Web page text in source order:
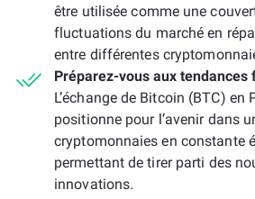
être utilisée comme une
fluctuations du marché en
entre différentes
Préparez-vous aux tendances
L’échange de Bitcoin (BTC) en
positionne pour l’avenir dans
cryptomonnaies en constante
permettant de tirer parti des
innovations.